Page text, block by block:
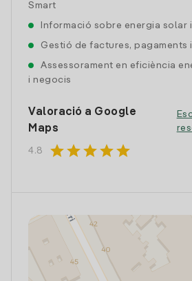
Smart
Informació sobre energia solar
Gestió de factures, pagaments
Assessorament en eficiència
i negocis
Valoració a Google
Maps
4.8 starstarstarstarstar